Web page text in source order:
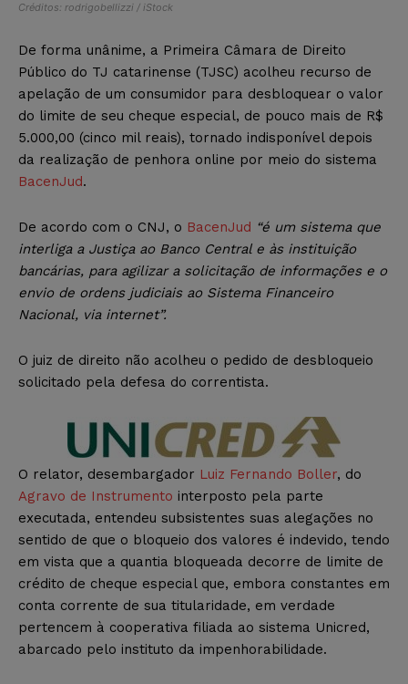
Créditos: rodrigobellizzi / iStock
De forma unânime, a Primeira Câmara de Direito
Público do TJ catarinense (TJSC) acolheu recurso de
apelação de um consumidor para desbloquear o valor
do limite de seu cheque especial, de pouco mais de R$
5.000,00 (cinco mil reais), tornado indisponível depois
da realização de penhora online por meio do sistema
BacenJud.
De acordo com o CNJ, o BacenJud “é um sistema que
interliga a Justiça ao Banco Central e às instituição
bancárias, para agilizar a solicitação de informações e o
envio de ordens judiciais ao Sistema Financeiro
Nacional, via internet”.
O juiz de direito não acolheu o pedido de desbloqueio
solicitado pela defesa do correntista.
O relator, desembargador Luiz Fernando Boller, do
Agravo de Instrumento interposto pela parte
executada, entendeu subsistentes suas alegações no
sentido de que o bloqueio dos valores é indevido, tendo
em vista que a quantia bloqueada decorre de limite de
crédito de cheque especial que, embora constantes em
conta corrente de sua titularidade, em verdade
pertencem à cooperativa filiada ao sistema Unicred,
abarcado pelo instituto da impenhorabilidade.